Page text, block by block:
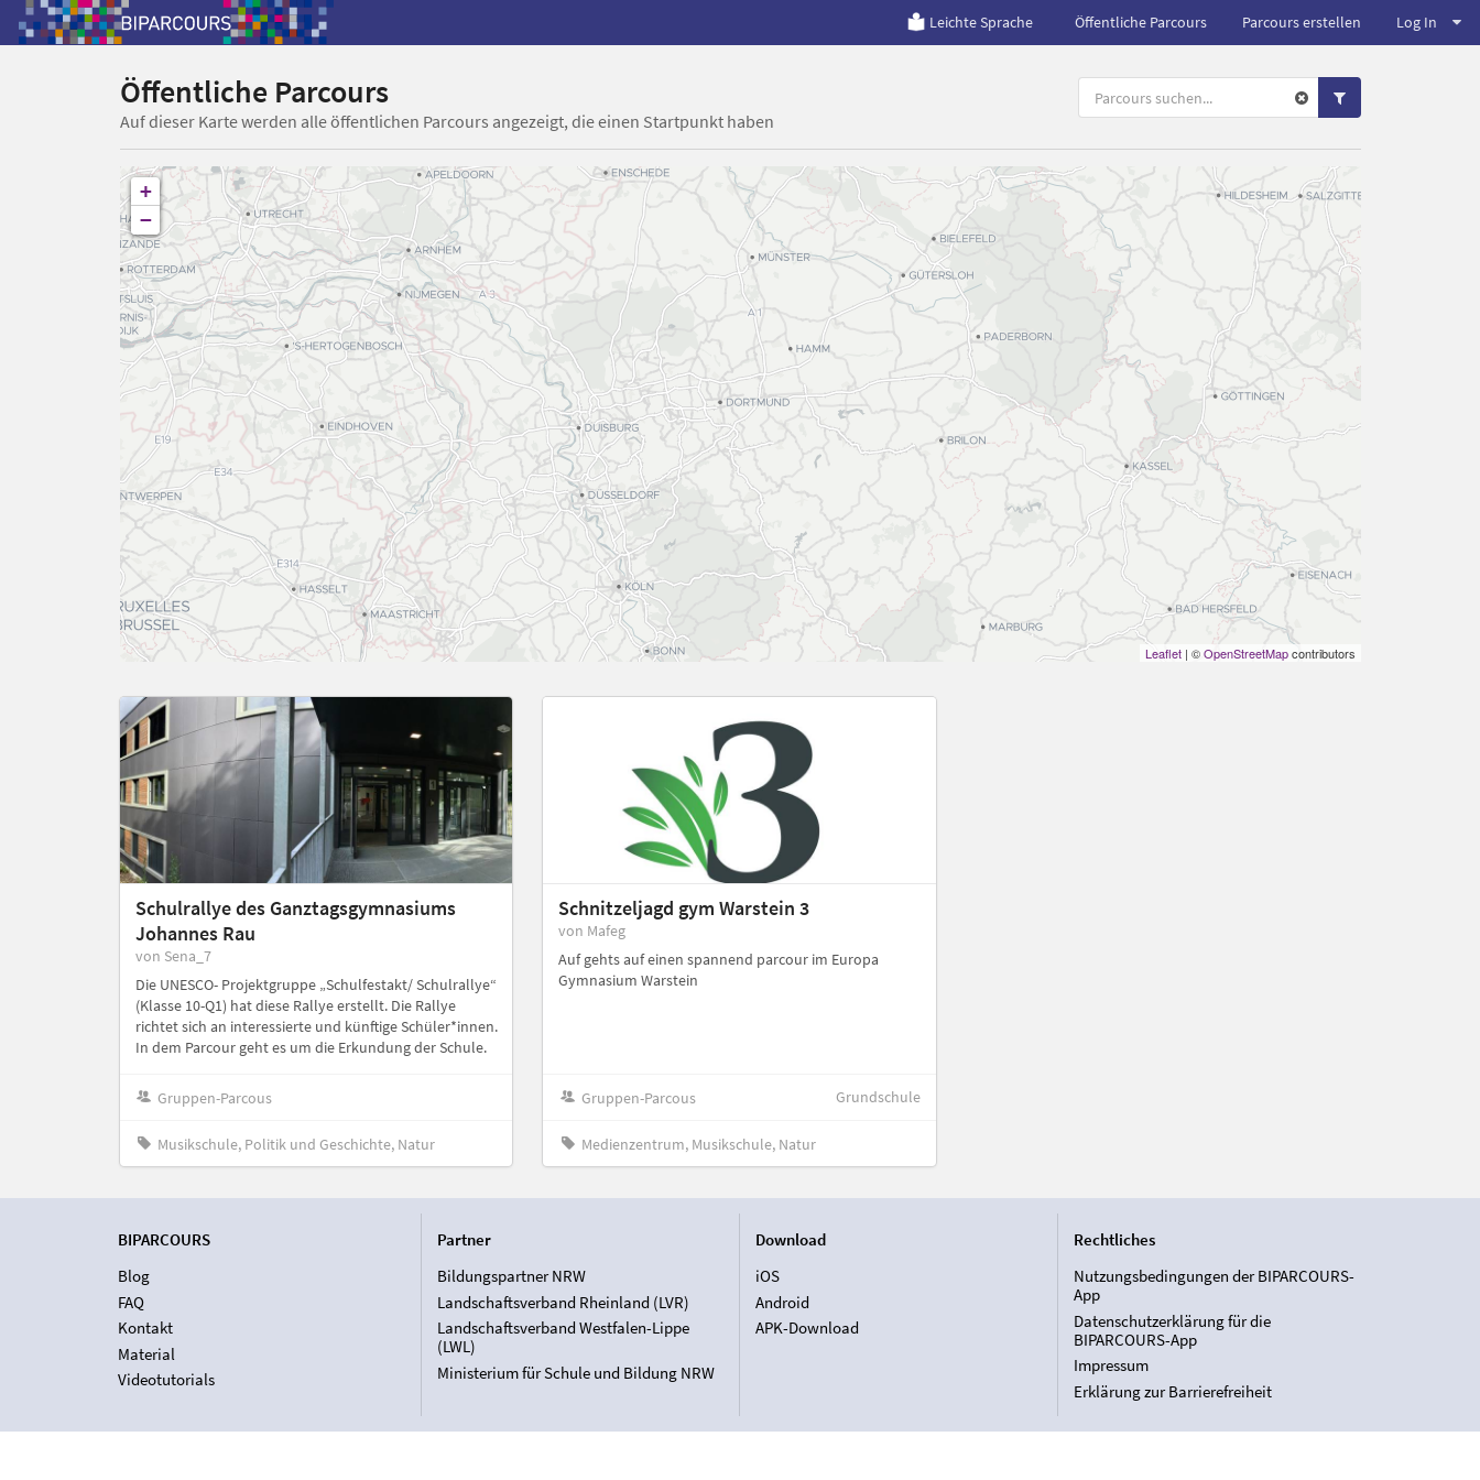
Leichte Sprache Öffentliche Parcours Parcours erstellen Log In
Öffentliche Parcours
Auf dieser Karte werden alle öffentlichen Parcours angezeigt, die einen Startpunkt haben
+
−
Leaflet| ©OpenStreetMapcontributors
Schulrallye des Ganztagsgymnasiums
Johannes Rau
von Sena_7
Die UNESCO- Projektgruppe „Schulfestakt/ Schulrallye“
(Klasse 10-Q1) hat diese Rallye erstellt. Die Rallye
richtet sich an interessierte und künftige Schüler*innen.
In dem Parcour geht es um die Erkundung der Schule.
Gruppen-Parcous
Musikschule, Politik und Geschichte, Natur
Schnitzeljagd gym Warstein 3
von Mafeg
Auf gehts auf einen spannend parcour im Europa
Gymnasium Warstein
Gruppen-Parcous Grundschule
Medienzentrum, Musikschule, Natur
BIPARCOURS
Blog
FAQ
Kontakt
Material
Videotutorials
Partner
Bildungspartner NRW
Landschaftsverband Rheinland (LVR)
Landschaftsverband Westfalen-Lippe
(LWL)
Ministerium für Schule und Bildung NRW
Download
iOS
Android
APK-Download
Rechtliches
Nutzungsbedingungen der BIPARCOURS-
App
Datenschutzerklärung für die
BIPARCOURS-App
Impressum
Erklärung zur Barrierefreiheit